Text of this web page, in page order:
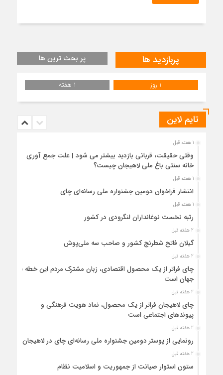
پربازدید ها پر بحث ترین ها
1 روز 1 هفته
تایم لاین
1 هفته قبل
وقتی حقیقت، قربانی بازدید بیشتر می شود | علت جمع آوری
خانه سنتی باغ ملی لاهیجان چیست؟
1 هفته قبل
انتشار فراخوان دومین جشنواره ملی رسانه‌ای چای
1 هفته قبل
رتبه نخست نوغانداران لنگرودی در کشور
2 هفته قبل
گیلان فاتح شطرنج کشور و صاحب سه ملی‌پوش
2 هفته قبل
چای فراتر از یک محصول اقتصادی، زبان مشترک مردم این خطه با
جهان است
2 هفته قبل
چای لاهیجان فراتر از یک محصول، نماد هویت فرهنگی و
پیوندهای اجتماعی است
2 هفته قبل
رونمایی از پوستر دومین جشنواره ملی رسانه‌ای چای در لاهیجان
2 هفته قبل
ستون استوار صیانت از جمهوریت و اسلامیت نظام